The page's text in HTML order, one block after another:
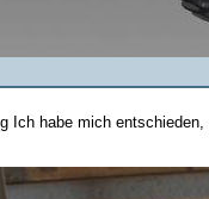
Ich habe mich